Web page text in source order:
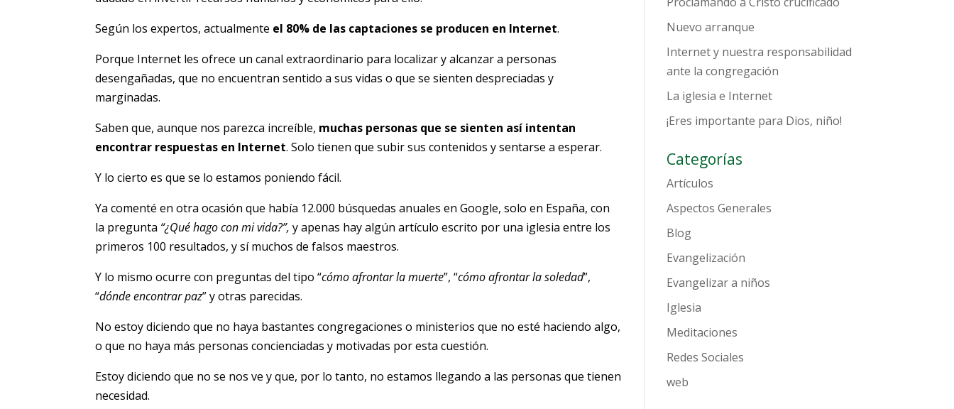
Según los expertos, actualmente el 80% de las captaciones se producen en Internet.
Porque Internet les ofrece un canal extraordinario para localizar y alcanzar a personas
desengañadas, que no encuentran sentido a sus vidas o que se sienten despreciadas y
marginadas.
Saben que, aunque nos parezca increíble, muchas personas que se sienten así intentan
encontrar respuestas en Internet. Solo tienen que subir sus contenidos y sentarse a esperar.
Y lo cierto es que se lo estamos poniendo fácil.
Ya comenté en otra ocasión que había 12.000 búsquedas anuales en Google, solo en España, con
la pregunta “¿Qué hago con mi vida?”, y apenas hay algún artículo escrito por una iglesia entre los
primeros 100 resultados, y sí muchos de falsos maestros.
Y lo mismo ocurre con preguntas del tipo “cómo afrontar la muerte”, “cómo afrontar la soledad”,
“dónde encontrar paz” y otras parecidas.
No estoy diciendo que no haya bastantes congregaciones o ministerios que no esté haciendo algo,
o que no haya más personas concienciadas y motivadas por esta cuestión.
Estoy diciendo que no se nos ve y que, por lo tanto, no estamos llegando a las personas que tienen
necesidad.
Nuevo arranque
Internet y nuestra responsabilidad
ante la congregación
La iglesia e Internet
¡Eres importante para Dios, niño!
Categorías
Artículos
Aspectos Generales
Blog
Evangelización
Evangelizar a niños
Iglesia
Meditaciones
Redes Sociales
web